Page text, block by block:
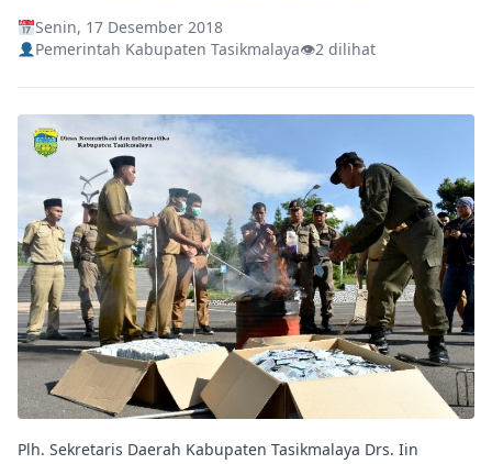
Senin, 17 Desember 2018
Pemerintah Kabupaten Tasikmalaya👁2 dilihat
Plh. Sekretaris Daerah Kabupaten Tasikmalaya Drs. Iin